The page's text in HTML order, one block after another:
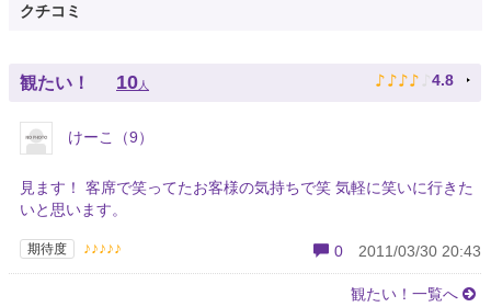
クチコミ
観たい！ 10人 ♪ ♪ ♪ ♪ ♪ 4.8
けーこ（9）
見ます！ 客席で笑ってたお客様の気持ちで笑 気軽に笑いに行きた
いと思います。
期待度 ♪♪♪♪♪ 0 2011/03/30 20:43
観たい！一覧へ